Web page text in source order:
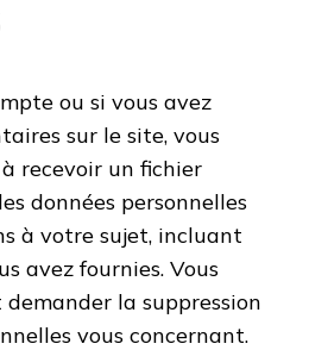
ou si vous avez
sur le site, vous
recevoir un fichier
données personnelles
à votre sujet, incluant
avez fournies. Vous
la suppression
vous concernant.